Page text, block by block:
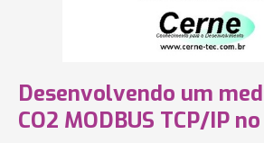
Desenvolvendo um
CO2 MODBUS TCP/IP no